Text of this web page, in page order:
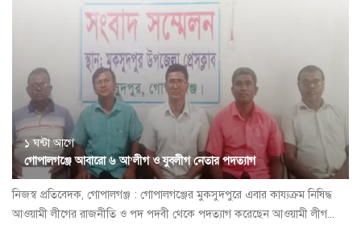
১ ঘন্টা আগে
গোপালগঞ্জে আবারো ৬ আ’লীগ ও যুবলীগ নেতার পদত্যাগ
নিজস্ব প্রতিবেদক, গোপালগঞ্জ : গোপালগঞ্জের মুকসুদপুরে এবার কায্যক্রম নিষিদ্ধ
আওয়ামী লীগের রাজনীতি ও পদ পদবী থেকে পদত্যাগ করেছেন আওয়ামী লীগ...